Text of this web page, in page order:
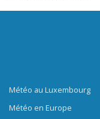
Météo au Luxembourg
Météo en Europe